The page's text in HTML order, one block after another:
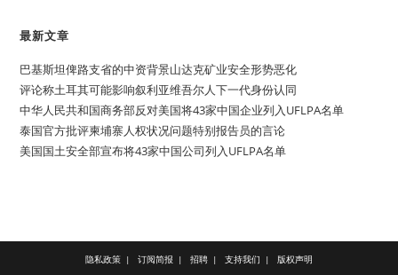
最新文章
巴基斯坦俾路支省的中资背景山达克矿业安全形势恶化
评论称土耳其可能影响叙利亚维吾尔人下一代身份认同
中华人民共和国商务部反对美国将43家中国企业列入UFLPA名单
泰国官方批评柬埔寨人权状况问题特别报告员的言论
美国国土安全部宣布将43家中国公司列入UFLPA名单
隐私政策 订阅简报 招聘 支持我们 版权声明